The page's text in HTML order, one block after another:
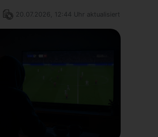
20.07.2026, 12:44 Uhr aktualisiert